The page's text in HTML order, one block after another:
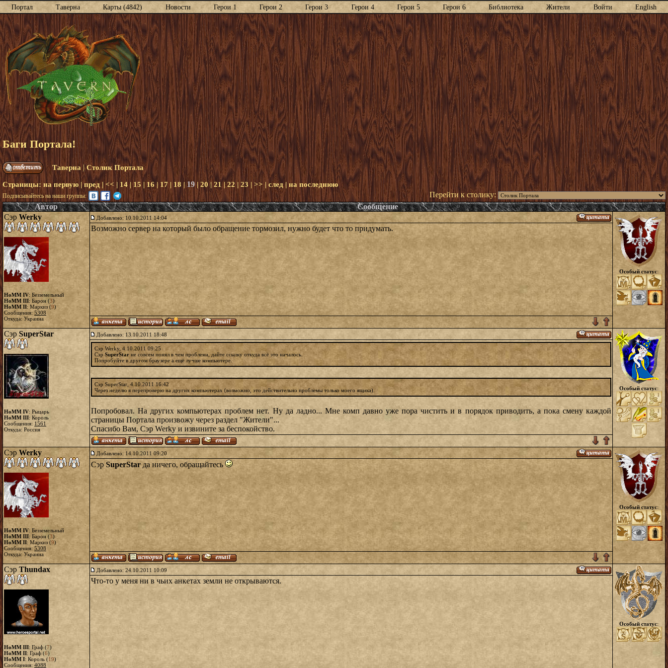
Портал Таверна Карты (4842) Новости Герои 1 Герои 2 Герои 3 Герои 4 Герои 5 Герои 6 Библиотека Жители Войти English
Баги Портала!
Таверна|Столик Портала
Страницы: на первую|пред|<< | 14|15 |16| 17 | 18 |19|20 |21|22 | 23| >> | след| на последнюю
Подписывайтесь на наши группы:
Перейти к столику:
Автор
Сообщение
Сэр Werky
HoMM IV: Безземельный
HoMM III: Барон (3)
HoMM II: Маркиз (9)
Сообщения: 5308
Откуда: Украина
Добавлено: 10.10.2011 14:04
Возможно сервер на который было обращение тормозил, нужно будет что то придумать.
Особый статус:
Сэр SuperStar
HoMM IV: Рыцарь
HoMM III: Король
Сообщения: 1561
Откуда: Россия
Добавлено: 13.10.2011 18:48
Сэр Werky, 4.10.2011 09:25
Сэр SuperStar не совсем понял в чем проблема, дайте ссылку откуда всё это началось.
Попробуйте в другом браузере а ещё лучше компьютере.
Сэр SuperStar, 4.10.2011 16:42
Через неделю я перепроверю на других компьютерах (возможно, это действительно проблемы только моего ящика).
Попробовал. На других компьютерах проблем нет. Ну да ладно... Мне комп давно уже пора чистить и в порядок приводить, а пока смену каждой
страницы Портала произвожу через раздел "Жители"...
Спасибо Вам, Сэр Werky и извините за беспокойство.
Особый статус:
Сэр Werky
HoMM IV: Безземельный
HoMM III: Барон (3)
HoMM II: Маркиз (9)
Сообщения: 5308
Откуда: Украина
Добавлено: 14.10.2011 09:20
Сэр SuperStarда ничего, обращайтесь
Особый статус:
Сэр Thundax
HoMM III: Граф (7)
HoMM II: Граф (6)
HoMM I: Король (19)
Сообщения: 4088
Добавлено: 24.10.2011 10:09
Что-то у меня ни в чьих анкетах земли не открываются.
Особый статус: